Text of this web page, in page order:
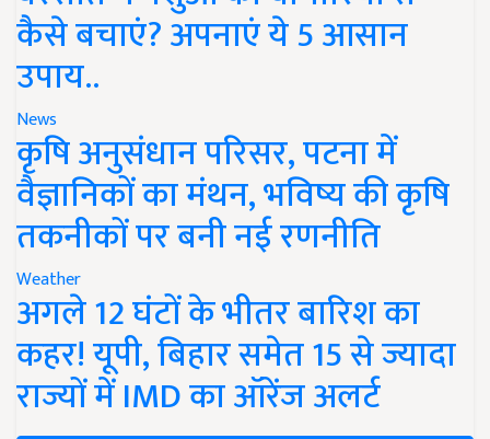
कैसे बचाएं? अपनाएं ये 5 आसान
उपाय..
News
कृषि अनुसंधान परिसर, पटना में
वैज्ञानिकों का मंथन, भविष्य की कृषि
तकनीकों पर बनी नई रणनीति
Weather
अगले 12 घंटों के भीतर बारिश का
कहर! यूपी, बिहार समेत 15 से ज्यादा
राज्यों में IMD का ऑरेंज अलर्ट